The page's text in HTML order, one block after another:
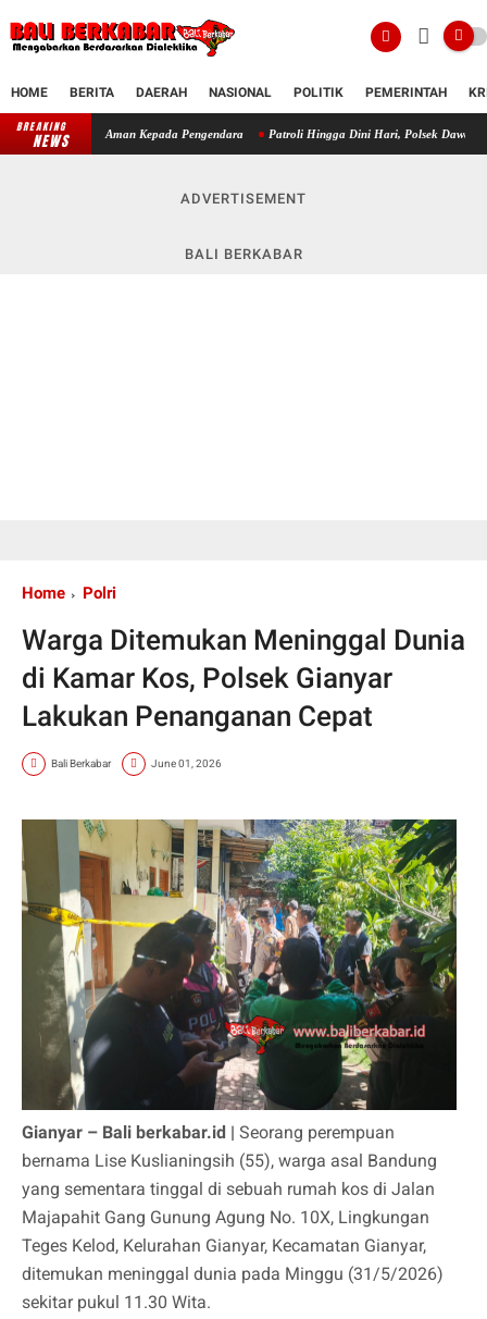
HOME BERITA DAERAH NASIONAL POLITIK PEMERINTAH
BREAKING
NEWS
Aman Kepada Pengendara Patroli Hingga Dini Hari, Polsek Dawan Intensifkan Cegah
ADVERTISEMENT
BALI BERKABAR
Home Polri
Warga Ditemukan Meninggal Dunia
di Kamar Kos, Polsek Gianyar
Lakukan Penanganan Cepat
Bali Berkabar June 01, 2026
Gianyar – Bali berkabar.id | Seorang perempuan
bernama Lise Kuslianingsih (55), warga asal Bandung
yang sementara tinggal di sebuah rumah kos di Jalan
Majapahit Gang Gunung Agung No. 10X, Lingkungan
Teges Kelod, Kelurahan Gianyar, Kecamatan Gianyar,
ditemukan meninggal dunia pada Minggu (31/5/2026)
sekitar pukul 11.30 Wita.